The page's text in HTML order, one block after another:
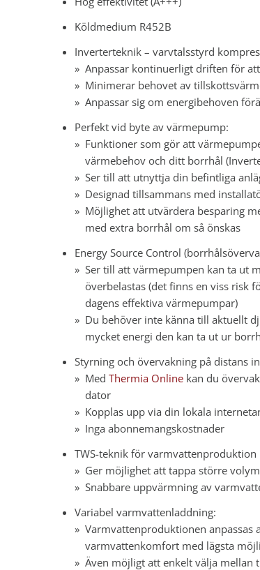
Köldmedium R452B
Inverterteknik – varvtalsstyrd
Anpassar kontinuerligt driften för
Minimerar behovet av
Anpassar sig om energibehoven
Perfekt vid byte av värmepump:
Funktioner som gör att
värmebehov och ditt borrhål
Ser till att utnyttja din befintliga
Designad tillsammans med
Möjlighet att utvärdera besparing
med extra borrhål om så önskas
Energy Source Control
Ser till att värmepumpen kan ta ut
överbelastas (det finns en viss risk
dagens effektiva värmepumpar)
Du behöver inte känna till aktuellt
mycket energi den kan ta ut ur
Styrning och övervakning på distans
Med Thermia Online kan du
dator
Kopplas upp via din lokala
Inga abonnemangskostnader
TWS-teknik för varmvattenproduktion
Ger möjlighet att tappa större
Snabbare uppvärmning av
Variabel varmvattenladdning:
Varmvattenproduktionen anpassas
varmvattenkomfort med lägsta
Även möjligt att enkelt välja mellan